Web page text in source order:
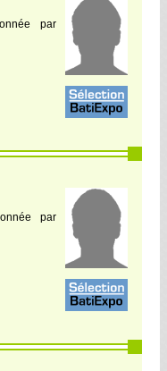
par
par